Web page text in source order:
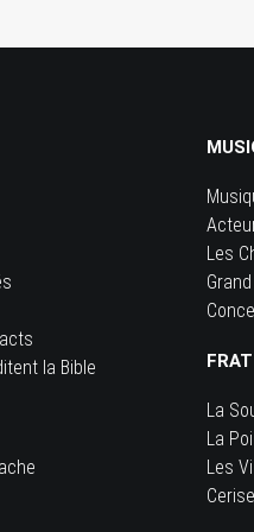
la Bible
Les
La
La
Les
Cerise